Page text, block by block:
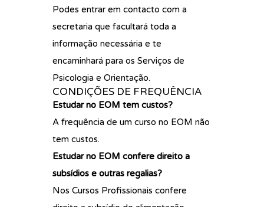
Podes entrar em contacto com a
secretaria que facultará toda a
informação necessária e te
encaminhará para os Serviços de
Psicologia e Orientação.
CONDIÇÕES DE FREQUÊNCIA
Estudar no EOM tem custos?
A frequência de um curso no EOM não
tem custos.
Estudar no EOM confere direito a
subsídios e outras regalias?
Nos Cursos Profissionais confere